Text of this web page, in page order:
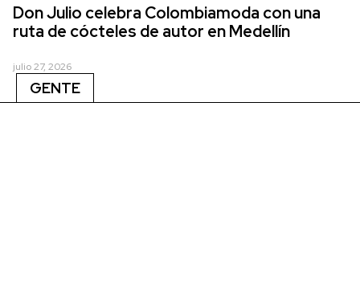
Don Julio celebra Colombiamoda con una
ruta de cócteles de autor en Medellín
julio 27, 2026
GENTE